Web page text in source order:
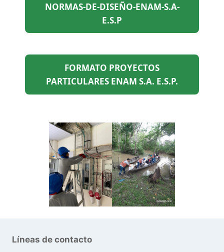
NORMAS-DE-DISEÑO-ENAM-S.A-
E.S.P
FORMATO PROYECTOS
PARTICULARES ENAM S.A. E.S.P.
Líneas de contacto